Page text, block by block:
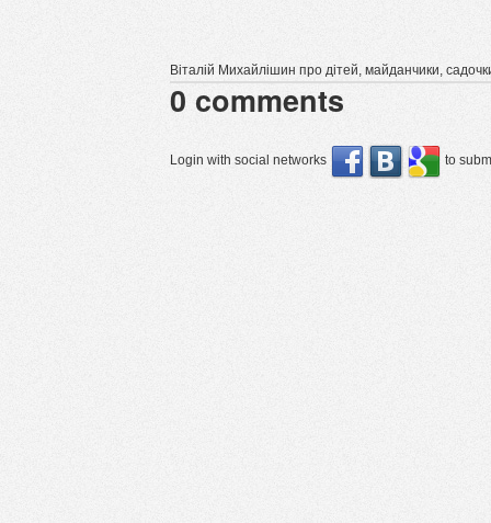
Віталій Михайлішин про дітей, майданчики,
0 comments
Login with social networks to